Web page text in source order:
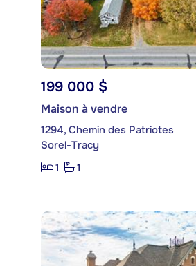
199 000 $
Maison à vendre
1294, Chemin des Patriotes
Sorel-Tracy
1
1